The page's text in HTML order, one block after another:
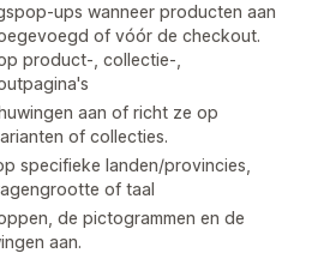
ups wanneer producten aan
of vóór de checkout.
product-, collectie-,
aan of richt ze op
of collecties.
specifieke landen/provincies,
of taal
de pictogrammen en de
aan.